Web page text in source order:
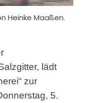
Heinke Maaßen.
lädt
zur
5.